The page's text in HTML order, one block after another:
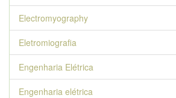
Electromyography
Eletromiografia
Engenharia Elétrica
Engenharia elétrica